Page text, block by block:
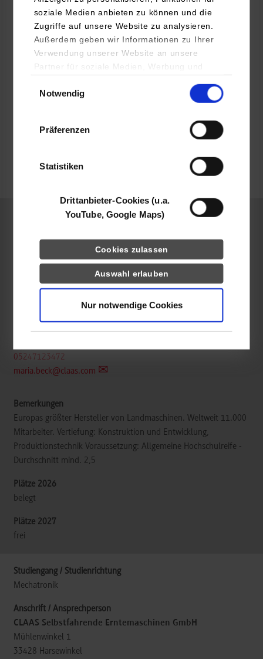
soziale Medien anbieten zu können und die
Zugriffe auf unsere Website zu analysieren.
Außerdem geben wir Informationen zu Ihrer
Verwendung unserer Website an unsere
Partner für soziale Medien, Werbung und
YouTube, Google Maps) führen diese
Daten zusammen, die Sie ihnen bereitgestellt
haben oder die sie im Rahmen Ihrer Nutzung
Notwendig
Präferenzen
Statistiken
Drittanbieter-Cookies (u.a.
YouTube, Google Maps)
Cookies zulassen
Auswahl erlauben
Nur notwendige Cookies
Birgit Claves
05247-12-1800
CLAAS Selbstfahrende Erntemaschinen GmbH
Mühlenwinkel 1
https://www.claas.de/
05247123472
maria.beck@claas.com
Europas größter Hersteller von Landmaschinen. Weltweit 11.000
Mitarbeiter. Vertiefung: Konstruktion und Entwicklung,
Produktionstechnik Voraussetzung: Allgemeine Hochschulreife -
Durchschnitt mind. 2,5
belegt
frei
Mechatronik
CLAAS Selbstfahrende Erntemaschinen GmbH
Mühlenwinkel 1
33428 Harsewinkel